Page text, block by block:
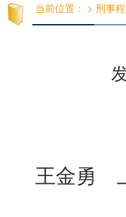
当前位置： > 刑事
王金勇